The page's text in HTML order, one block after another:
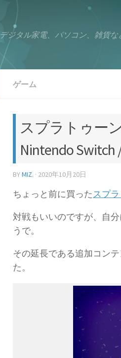
デジタル家電、パソコン、雑貨な
ゲーム
スプラトゥー
Nintendo
BYMIZ. · 2020年10月20日
ちょっと前に買ったスプ
対戦もいいのですが、自
うで。
その延長である追加コン
た。